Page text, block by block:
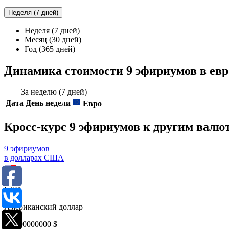
Неделя (7 дней)
Неделя (7 дней)
Месяц (30 дней)
Год (365 дней)
Динамика стоимости 9 эфириумов в
За неделю (7 дней)
Дата День недели Евро
Кросс-курс 9 эфириумов к другим
9 эфириумов
в долларах США
USD
Американский доллар
0,0000000000 $